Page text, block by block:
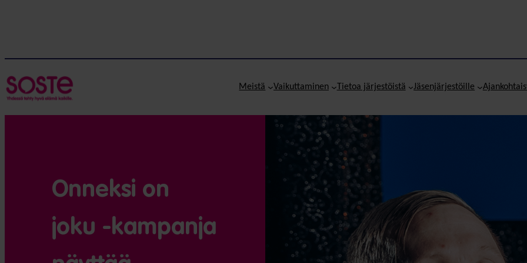
Meistä Vaikuttaminen Tietoa järjestöistä Jäsenjärjestöille
Onneksi on
joku -kampanja